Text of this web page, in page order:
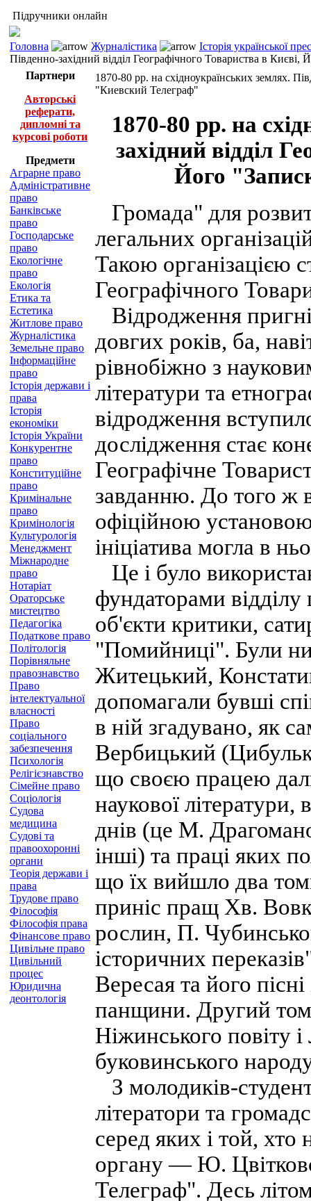
Підручники онлайн
Головна Журналістика
Історія української
Південно-західний відділ Географічного Товариства в
Партнери
Авторські
реферати,
дипломні та
курсові роботи
Предмети
Аграрне право
Адміністративне
право
Банківське
право
Господарське
право
Екологічне
право
Екологія
Етика та
Естетика
Житлове право
Журналістика
Земельне право
Інформаційне
право
Історія держави і
права
Історія
економіки
Історія України
Конкурентне
право
Конституційне
право
Кримінальне
право
Кримінологія
Культурологія
Менеджмент
Міжнародне
право
Нотаріат
Ораторське
мистецтво
Педагогіка
Податкове право
Політологія
Порівняльне
правознавство
Право
інтелектуальної
власності
Право
соціального
забезпечення
Психологія
Релігієзнавство
Сімейне право
Соціологія
Судова
медицина
Судові та
правоохоронні
органи
Теорія держави і
права
Трудове право
Філософія
Філософія права
Фінансове право
Цивільне право
Цивільний
процес
Юридична
деонтологія
1870-80 рр. на східноукраїнських землях.
"Киевский Телеграф"
1870-80 рр. на
західний відділ
Його
Громада" для
легальних
Такою організацією
Географічного
Відродження
довгих років, ба,
рівнобіжно з
літератури та
відродження
дослідження стає
Географічне
завданню. До того ж
офіційною
ініціатива могла в
Це і було
фундаторами
об'єкти критики,
"Помийниці". Були
Житецький,
допомагали бувші
в ній згадувано, як
Вербицький
що своєю працею
наукової літератури,
днів (це М.
інші) та праці яких
що їх вийшло два
приніс пращ Хв.
рослин, П.
історичних
Вересая та його
панщини. Другий
Ніжинського повіту
буковинського
З молодиків-
літератори та
серед яких і той, хто
органу — Ю.
Телеграф". Десь